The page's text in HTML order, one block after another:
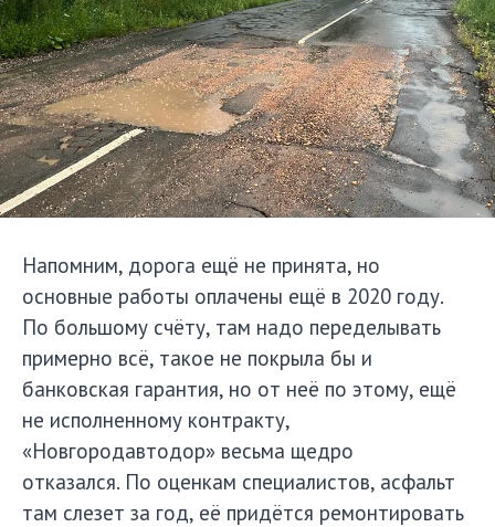
Напомним, дорога ещё не принята, но
основные работы оплачены ещё в 2020 году.
По большому счёту, там надо переделывать
примерно всё, такое не покрыла бы и
банковская гарантия, но от неё по этому, ещё
не исполненному контракту,
«Новгородавтодор» весьма щедро
отказался. По оценкам специалистов, асфальт
там слезет за год, её придётся ремонтировать